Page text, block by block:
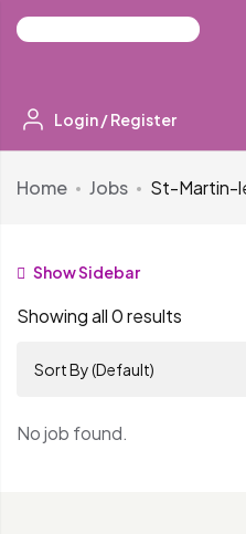
Login /Register
Home Jobs St-Martin-
Show Sidebar
Showing all 0 results
Sort By (Default)
No job found.